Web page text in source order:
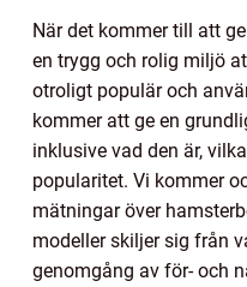
När det kommer till att
en trygg och rolig miljö
otroligt populär och
kommer att ge en
inklusive vad den är,
popularitet. Vi kommer
mätningar över
modeller skiljer sig från
genomgång av för- och